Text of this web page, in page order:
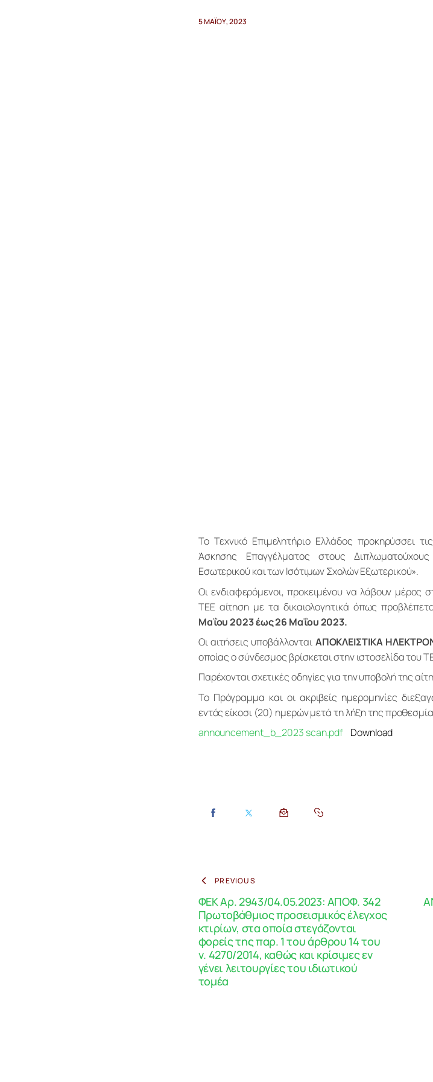
5 ΜΑΪ́ΟΥ, 2023
Το Τεχνικό Επιμελητήριο Ελλάδος προκηρύσσει
Άσκησης Επαγγέλματος στους
Εσωτερικού και των Ισότιμων Σχολών Εξωτερικού».
Οι ενδιαφερόμενοι, προκειμένου να λάβουν μέρος
ΤΕΕ αίτηση με τα δικαιολογητικά όπως
Μαΐου 2023 έως 26 Μαΐου 2023.
Οι αιτήσεις υποβάλλονται ΑΠΟΚΛΕΙΣΤΙΚΑ
οποίας ο σύνδεσμος βρίσκεται στην ιστοσελίδα του
Παρέχονται σχετικές οδηγίες για την υποβολή της
Το Πρόγραμμα και οι ακριβείς ημερομηνίες
εντός είκοσι (20) ημερών μετά τη λήξη της
announcement_b_2023 scan.pdf Download
PREVIOUS
ΦΕΚ Αρ. 2943/04.05.2023: ΑΠΟΦ. 342
Πρωτοβάθμιος προσεισμικός έλεγχος
κτιρίων, στα οποία στεγάζονται
φορείς της παρ. 1 του άρθρου 14 του
ν. 4270/2014, καθώς και κρίσιμες εν
γένει λειτουργίες του ιδιωτικού
τομέα